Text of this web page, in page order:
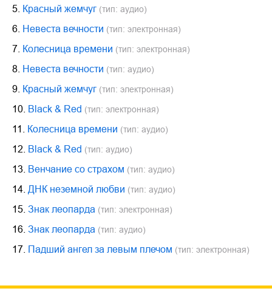
5. Красный жемчуг (тип: аудио)
6. Невеста вечности (тип: электронная)
7. Колесница времени (тип: электронная)
8. Невеста вечности (тип: аудио)
9. Красный жемчуг (тип: электронная)
10. Black & Red (тип: электронная)
11. Колесница времени (тип: аудио)
12. Black & Red (тип: аудио)
13. Венчание со страхом (тип: аудио)
14. ДНК неземной любви (тип: аудио)
15. Знак леопарда (тип: электронная)
16. Знак леопарда (тип: аудио)
17. Падший ангел за левым плечом (тип: электронная)